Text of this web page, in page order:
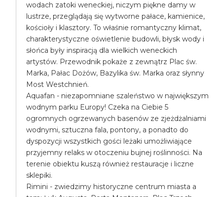
wodach zatoki weneckiej, niczym piękne damy w
lustrze, przeglądają się wytworne pałace, kamienice,
kościoły i klasztory. To właśnie romantyczny klimat,
charakterystyczne oświetlenie budowli, błysk wody i
słońca były inspiracją dla wielkich weneckich
artystów. Przewodnik pokaże z zewnątrz Plac św.
Marka, Pałac Dożów, Bazylika św. Marka oraz słynny
Most Westchnień.
Aquafan - niezapomniane szaleństwo w największym
wodnym parku Europy! Czeka na Ciebie 5
ogromnych ogrzewanych basenów ze zjeżdżalniami
wodnymi, sztuczna fala, pontony, a ponadto do
dyspozycji wszystkich gości leżaki umożliwiające
przyjemny relaks w otoczeniu bujnej roślinności. Na
terenie obiektu kuszą również restauracje i liczne
sklepiki.
Rimini - zwiedzimy historyczne centrum miasta a